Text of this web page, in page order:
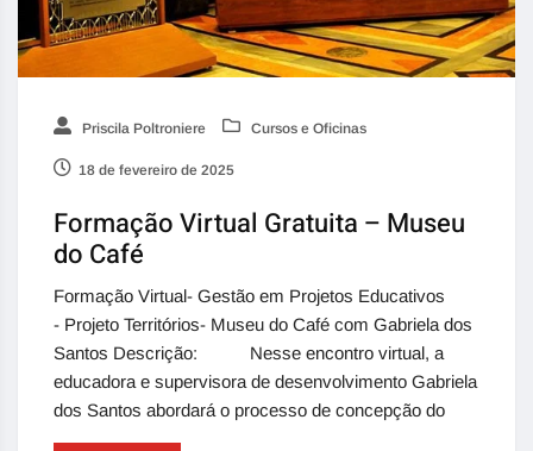
Priscila Poltroniere Cursos e Oficinas
18 de fevereiro de 2025
Formação Virtual Gratuita – Museu
do Café
Formação Virtual- Gestão em Projetos Educativos
- Projeto Territórios- Museu do Café com Gabriela dos
Santos Descrição: Nesse encontro virtual, a
educadora e supervisora de desenvolvimento Gabriela
dos Santos abordará o processo de concepção do